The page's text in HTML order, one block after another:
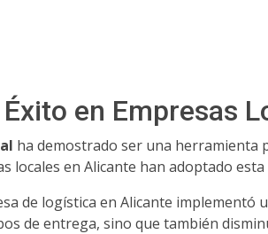
en Empresas
ha demostrado ser una herramienta
locales en Alicante han adoptado
de logística en Alicante
de entrega, sino que también